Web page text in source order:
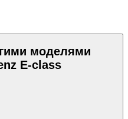
моделями
E-class